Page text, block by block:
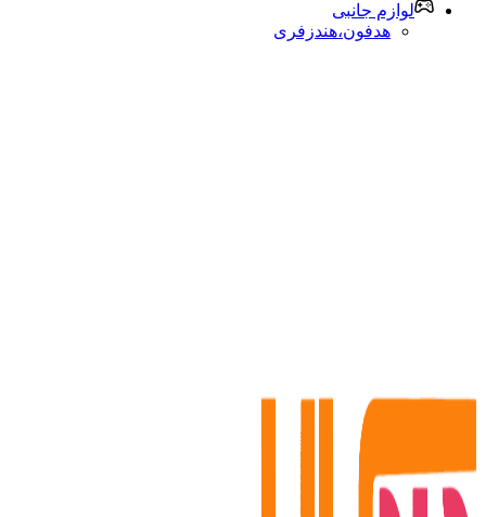
لوازم جانبی
هدفون،هندزفری